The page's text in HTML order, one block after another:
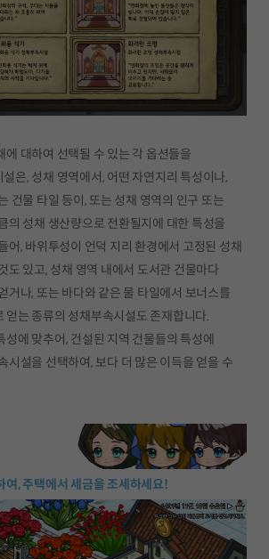
에 대하여 선택될 수 있는 각 옵션들을
은, 성채 영역에서, 어떤 자연지리 특성이나,
건물 타일 등이, 또는 성채 영역의 인구 또는
의 성채 생산량으로 전환될지에 대한 특성을
어, 바위투성이 언덕 지리 환경에서 고정된 성채
도 있고, 성채 영역 내에서 도서관 건물마다
거나, 또는 바다와 같은 물 타일에서 보너스를
얻는 종류의 성채부속시설도 존재합니다.
에 맞추어, 건설된 지역 건물들의 특성에
시설을 선택하여, 보다 더 많은 이득을 얻을 수
여, 주택에서 세금을 조세하세요!